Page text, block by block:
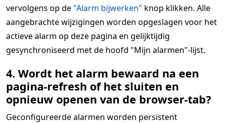
vervolgens op de "Alarm bijwerken" knop klikken. Alle
aangebrachte wijzigingen worden opgeslagen voor het
actieve alarm op deze pagina en gelijktijdig
gesynchroniseerd met de hoofd "Mijn alarmen"-lijst.
4. Wordt het alarm bewaard na een
pagina-refresh of het sluiten en
opnieuw openen van de browser-tab?
Geconfigureerde alarmen worden persistent